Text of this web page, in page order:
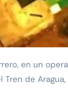
de Aragua,